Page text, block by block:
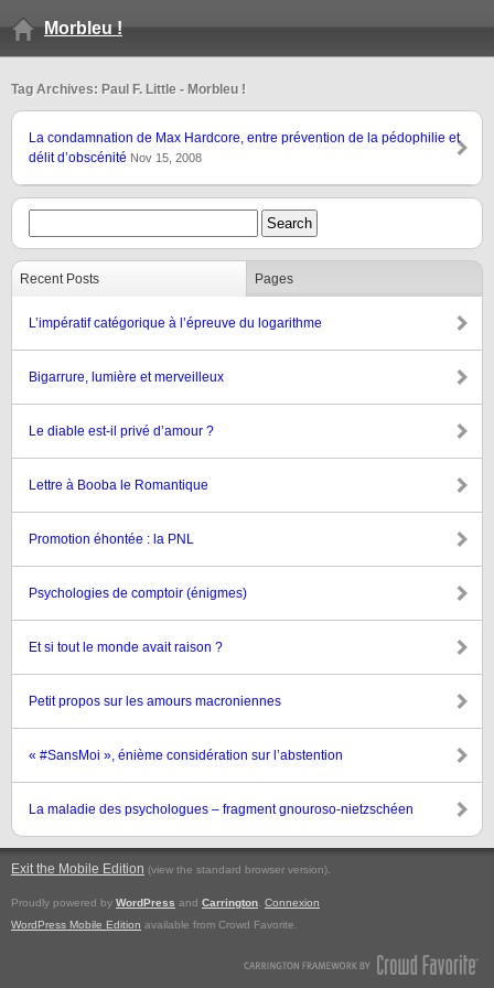
Morbleu !
Tag Archives: Paul F. Little - Morbleu !
La condamnation de Max Hardcore, entre prévention de la pédophilie et
délit d’obscénité Nov 15, 2008
Recent Posts Pages
L’impératif catégorique à l’épreuve du logarithme
Bigarrure, lumière et merveilleux
Le diable est-il privé d’amour ?
Lettre à Booba le Romantique
Promotion éhontée : la PNL
Psychologies de comptoir (énigmes)
Et si tout le monde avait raison ?
Petit propos sur les amours macroniennes
« #SansMoi », énième considération sur l’abstention
La maladie des psychologues – fragment gnouroso-nietzschéen
Exit the Mobile Edition (view the standard browser version).
Proudly powered by WordPress and Carrington Connexion
WordPress Mobile Edition available from Crowd Favorite.